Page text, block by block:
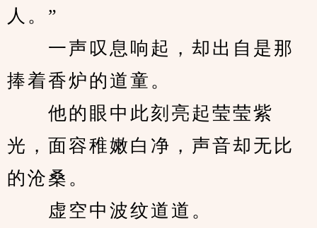
人。”
一声叹息响起，却出自是那
捧着香炉的道童。
他的眼中此刻亮起莹莹紫
光，面容稚嫩白净，声音却无比
的沧桑。
虚空中波纹道道。